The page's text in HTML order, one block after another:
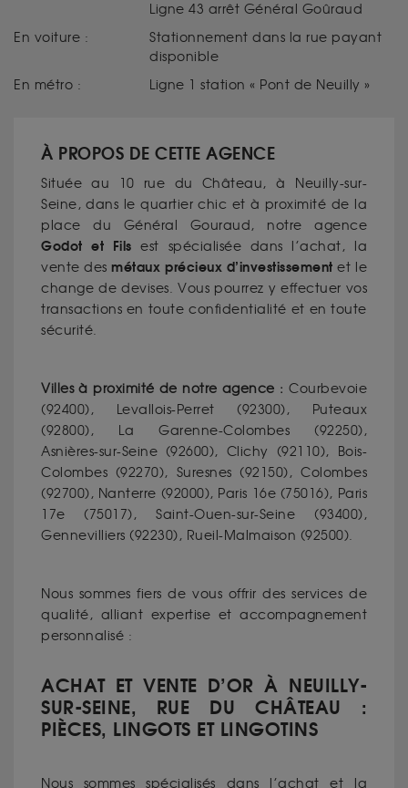
Ligne 43 arrêt Général Goûraud
En voiture :
Stationnement dans la rue payant
disponible
En métro :
Ligne 1 station « Pont de Neuilly »
À PROPOS DE CETTE AGENCE
Située au 10 rue du Château, à Neuilly-sur-
Seine, dans le quartier chic et à proximité de la
place du Général Gouraud, notre agence
Godot et Fils est spécialisée dans l’achat, la
vente desmétaux précieux d’investissement et le
change de devises. Vous pourrez y effectuer vos
transactions en toute confidentialité et en toute
sécurité.
Villes à proximité de notre agence : Courbevoie
(92400), Levallois-Perret (92300), Puteaux
(92800), La Garenne-Colombes (92250),
Asnières-sur-Seine (92600), Clichy (92110), Bois-
Colombes (92270), Suresnes (92150), Colombes
(92700), Nanterre (92000), Paris 16e (75016), Paris
17e (75017), Saint-Ouen-sur-Seine (93400),
Gennevilliers (92230), Rueil-Malmaison (92500).
Nous sommes fiers de vous offrir des services de
qualité, alliant expertise et accompagnement
personnalisé :
ACHAT ET VENTE D’OR À NEUILLY-
SUR-SEINE, RUE DU CHÂTEAU :
PIÈCES, LINGOTS ET LINGOTINS
Nous sommes spécialisés dans l’achat et la